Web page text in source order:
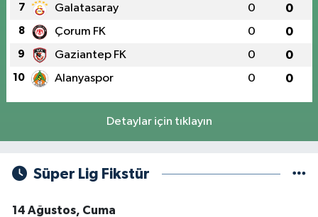
7 Galatasaray 0 0
8 Çorum FK 0 0
9 Gaziantep FK 0 0
10 Alanyaspor 0 0
Detaylar için tıklayın
Süper Lig Fikstür
14 Ağustos, Cuma